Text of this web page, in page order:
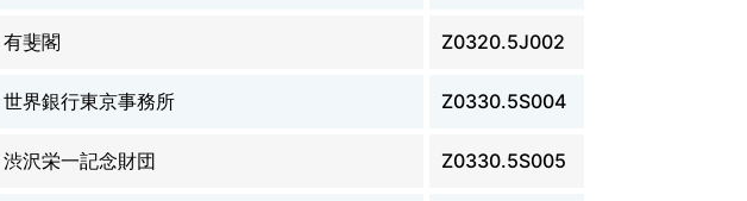
有斐閣 Z0320.5J002
世界銀行東京事務所 Z0330.5S004
渋沢栄一記念財団 Z0330.5S005